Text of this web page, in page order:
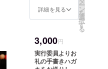
詳細を見る ー
ン
を
選
択
す
る
3,000円
実行委員よりお
礼の手書きハガ